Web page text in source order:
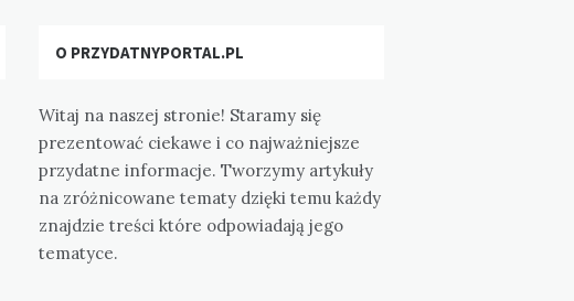
O PRZYDATNYPORTAL.PL
Witaj na naszej stronie! Staramy się
prezentować ciekawe i co najważniejsze
przydatne informacje. Tworzymy artykuły
na zróżnicowane tematy dzięki temu każdy
znajdzie treści które odpowiadają jego
tematyce.